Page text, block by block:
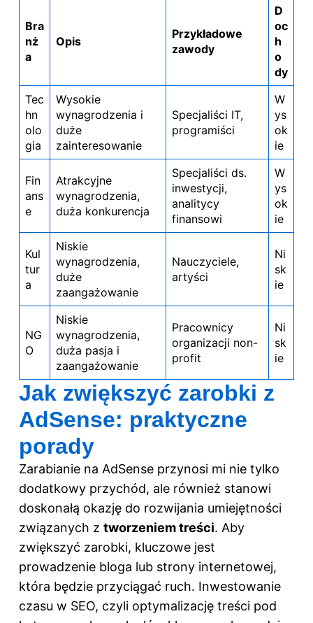
Bra
nż
a
Opis
Przykładowe
zawody
D
oc
h
o
dy
Tec
hn
olo
gia
Wysokie
wynagrodzenia i
duże
zainteresowanie
Specjaliści IT,
programiści
W
ys
ok
ie
Fin
ans
e
Atrakcyjne
wynagrodzenia,
duża konkurencja
Specjaliści ds.
inwestycji,
analitycy
finansowi
W
ys
ok
ie
Kul
tur
a
Niskie
wynagrodzenia,
duże
zaangażowanie
Nauczyciele,
artyści
Ni
sk
ie
NG
O
Niskie
wynagrodzenia,
duża pasja i
zaangażowanie
Pracownicy
organizacji non-
profit
Ni
sk
ie
Jak zwiększyć zarobki z
AdSense: praktyczne
porady
Zarabianie na AdSense przynosi mi nie tylko
dodatkowy przychód, ale również stanowi
doskonałą okazję do rozwijania umiejętności
związanych z tworzeniem treści. Aby
zwiększyć zarobki, kluczowe jest
prowadzenie bloga lub strony internetowej,
która będzie przyciągać ruch. Inwestowanie
czasu w SEO, czyli optymalizację treści pod